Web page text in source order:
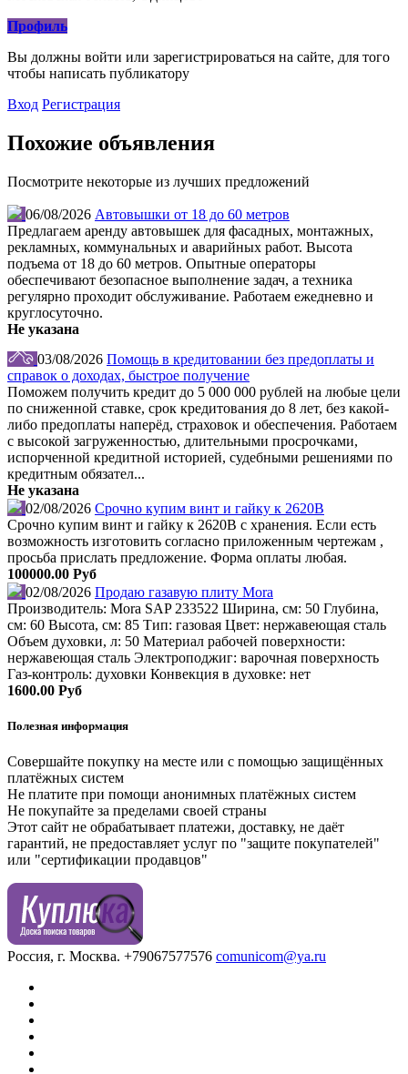
Профиль
Вы должны войти или зарегистрироваться на сайте, для того
чтобы написать публикатору
Вход Регистрация
Похожие объявления
Посмотрите некоторые из лучших предложений
06/08/2026 Автовышки от 18 до 60 метров
Предлагаем аренду автовышек для фасадных, монтажных,
рекламных, коммунальных и аварийных работ. Высота
подъема от 18 до 60 метров. Опытные операторы
обеспечивают безопасное выполнение задач, а техника
регулярно проходит обслуживание. Работаем ежедневно и
круглосуточно.
Не указана
03/08/2026 Помощь в кредитовании без предоплаты и
справок о доходах, быстрое получение
Поможем получить кредит до 5 000 000 рублей на любые цели
по сниженной ставке, срок кредитования до 8 лет, без какой-
либо предоплаты наперёд, страховок и обеспечения. Работаем
с высокой загруженностью, длительными просрочками,
испорченной кредитной историей, судебными решениями по
кредитным обязател...
Не указана
02/08/2026 Срочно купим винт и гайку к 2620В
Срочно купим винт и гайку к 2620В с хранения. Если есть
возможность изготовить согласно приложенным чертежам ,
просьба прислать предложение. Форма оплаты любая.
100000.00 Руб
02/08/2026 Продаю газавую плиту Mora
Производитель: Mora SAP 233522 Ширина, см: 50 Глубина,
см: 60 Высота, см: 85 Тип: газовая Цвет: нержавеющая сталь
Объем духовки, л: 50 Материал рабочей поверхности:
нержавеющая сталь Электроподжиг: варочная поверхность
Газ-контроль: духовки Конвекция в духовке: нет
1600.00 Руб
Полезная информация
Совершайте покупку на месте или с помощью защищённых
платёжных систем
Не платите при помощи анонимных платёжных систем
Не покупайте за пределами своей страны
Этот сайт не обрабатывает платежи, доставку, не даёт
гарантий, не предоставляет услуг по "защите покупателей"
или "сертификации продавцов"
Россия, г. Москва. +79067577576 comunicom@ya.ru